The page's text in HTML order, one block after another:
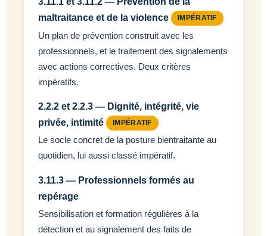
maltraitance et de la violence
IMPÉRATIF
Un plan de prévention construit avec les
professionnels, et le traitement des signalements
avec actions correctives. Deux critères
impératifs.
2.2.2 et 2.2.3 — Dignité, intégrité, vie
privée, intimité
IMPÉRATIF
Le socle concret de la posture bientraitante au
quotidien, lui aussi classé impératif.
3.11.3 — Professionnels formés au
repérage
Sensibilisation et formation régulières à la
détection et au signalement des faits de